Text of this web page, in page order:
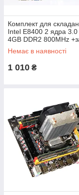
Комплект для
Intel E8400 2 ядра 3.0
4GB DDR2 800MHz
планка
Немає в наявності
1 010 ₴